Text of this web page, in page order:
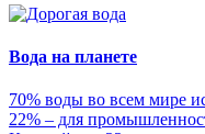
Вода на планете
70% воды во всем мире
22% – для